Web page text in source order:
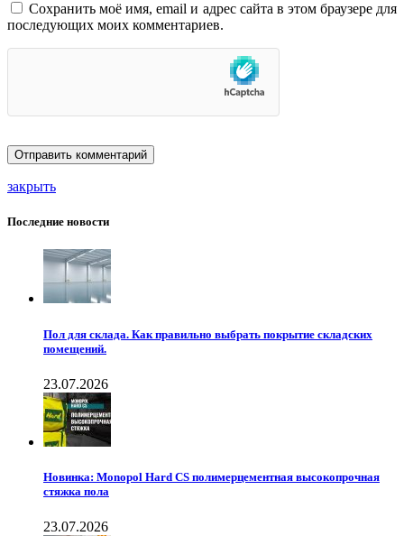
Сохранить моё имя, email и адрес сайта в этом браузере для
последующих моих комментариев.
закрыть
Последние новости
Пол для склада. Как правильно выбрать покрытие складских
помещений.
23.07.2026
Новинка: Monopol Hard CS полимерцементная высокопрочная
стяжка пола
23.07.2026